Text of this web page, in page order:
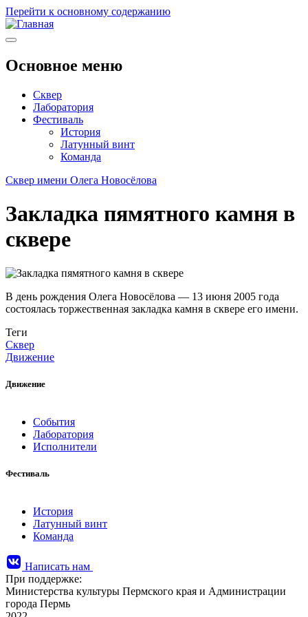
Перейти к основному содержанию
Основное меню
Сквер
Лаборатория
Фестиваль
История
Латунный винт
Команда
Сквер имени Олега Новосёлова
Закладка пямятного камня в
сквере
В день рождения Олега Новосёлова — 13 июня 2005 года
состоялась торжественная закладка камня в сквере его имени.
Теги
Сквер
Движение
Движение
События
Лаборатория
Исполнители
Фестиваль
История
Латунный винт
Команда
Написать нам
При поддержке:
Министерства культуры Пермского края и Администрации
города Пермь